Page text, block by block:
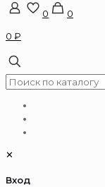
0
0
0 ₽
✕
Вход